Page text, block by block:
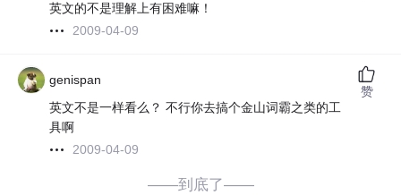
英文的不是理解上有困难嘛！
2009-04-09
genispan
英文不是一样看么？ 不行你去搞个金山词霸之类的工
具啊
2009-04-09
赞
——到底了——